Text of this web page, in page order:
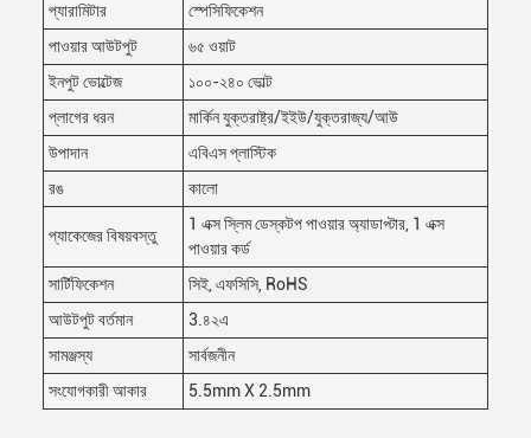
প্যারামিটার
স্পেসিফিকেশন
পাওয়ার আউটপুট
৬৫ ওয়াট
ইনপুট ভোল্টেজ
১০০-২৪০ ভোল্ট
প্লাগের ধরন
মার্কিন যুক্তরাষ্ট্র/ইইউ/যুক্তরাজ্য/আউ
উপাদান
এবিএস প্লাস্টিক
রঙ
কালো
প্যাকেজের বিষয়বস্তু
1 এক্স স্লিম ডেস্কটপ পাওয়ার অ্যাডাপ্টার, 1 এক্স
পাওয়ার কর্ড
সার্টিফিকেশন
সিই, এফসিসি, RoHS
আউটপুট বর্তমান
3.৪২এ
সামঞ্জস্য
সার্বজনীন
সংযোগকারী আকার
5.5mm X 2.5mm